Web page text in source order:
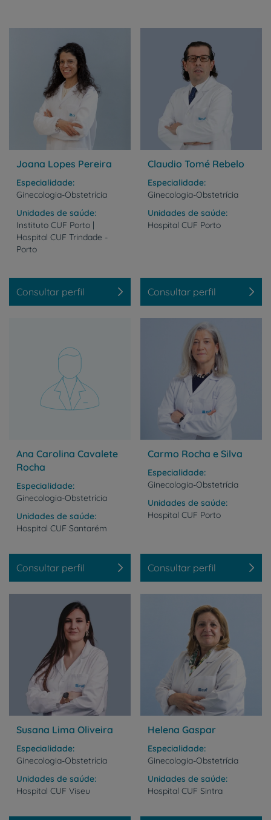
Joana Lopes Pereira
Especialidade
Ginecologia-Obstetrícia
Unidades de saúde
Instituto CUF Porto |
Hospital CUF Trindade -
Porto
Consultar perfil
Claudio Tomé Rebelo
Especialidade
Ginecologia-Obstetrícia
Unidades de saúde
Hospital CUF Porto
Consultar perfil
Ana Carolina Cavalete
Rocha
Especialidade
Ginecologia-Obstetrícia
Unidades de saúde
Hospital CUF Santarém
Consultar perfil
Carmo Rocha e Silva
Especialidade
Ginecologia-Obstetrícia
Unidades de saúde
Hospital CUF Porto
Consultar perfil
Susana Lima Oliveira
Especialidade
Ginecologia-Obstetrícia
Unidades de saúde
Hospital CUF Viseu
Helena Gaspar
Especialidade
Ginecologia-Obstetrícia
Unidades de saúde
Hospital CUF Sintra